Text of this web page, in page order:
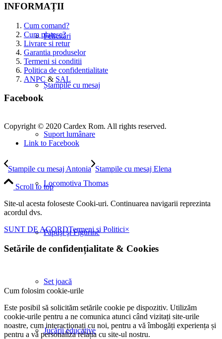
Felicitări
Ștampile cu mesaj
Suport lumânare
Locomotiva Thomas
Păpuşi şi Figurine
Set joacă
Jucării educative
INFORMAȚII
Cum comand?
Cum platesc?
Livrare si retur
Garantia produselor
Termeni si conditii
Politica de confidentialitate
ANPC & SAL
Facebook
Copyright © 2020 Cardex Rom. All rights reserved.
Link to Facebook
Stampile cu mesaj Antonia Stampile cu mesaj Elena
Scroll to top
Site-ul acesta foloseste Cooki-uri. Continuarea navigarii reprezinta
acordul dvs.
SUNT DE ACORDTermeni si Politici×
Setările de confidențialitate & Cookies
Cum folosim cookie-urile
Este posibil să solicităm setările cookie pe dispozitiv. Utilizăm
cookie-urile pentru a ne comunica atunci când vizitați site-urile
noastre, cum interacționați cu noi, pentru a vă îmbogăți experiența și
pentru a vă personaliza relația cu site-ul nostru.